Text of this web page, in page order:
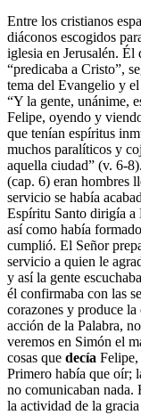
Entre los cristianos
diáconos escogidos
iglesia en Jerusalén. Él
“predicaba a Cristo”,
tema del Evangelio y
“Y la gente, unánime,
Felipe, oyendo y
que tenían espíritus
muchos paralíticos y
aquella ciudad” (v. 6-
(cap. 6) eran hombres
servicio se había
Espíritu Santo dirigía a
así como había
cumplió. El Señor
servicio a quien le
y así la gente
él confirmaba con las
corazones y produce la
acción de la Palabra,
veremos en Simón el
cosas que decía Felipe,
Primero había que oír;
no comunicaban nada.
la actividad de la